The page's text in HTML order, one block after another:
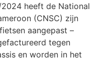
heeft de National
(CNSC) zijn
aangepast –
tegen
en worden in het